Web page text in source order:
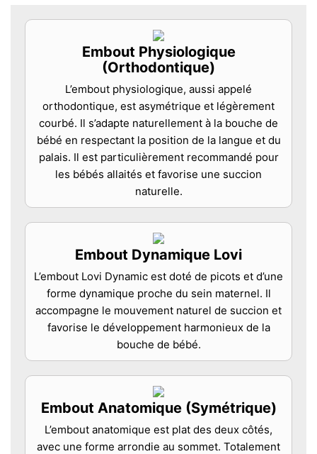
Embout Physiologique
(Orthodontique)
L’embout physiologique, aussi appelé
orthodontique, est asymétrique et légèrement
courbé. Il s’adapte naturellement à la bouche de
bébé en respectant la position de la langue et du
palais. Il est particulièrement recommandé pour
les bébés allaités et favorise une succion
naturelle.
Embout Dynamique Lovi
L’embout Lovi Dynamic est doté de picots et d’une
forme dynamique proche du sein maternel. Il
accompagne le mouvement naturel de succion et
favorise le développement harmonieux de la
bouche de bébé.
Embout Anatomique (Symétrique)
L’embout anatomique est plat des deux côtés,
avec une forme arrondie au sommet. Totalement